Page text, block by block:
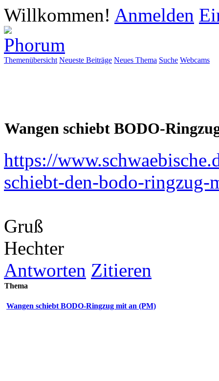
Willkommen! Anmelden
Themenübersicht Neueste Beiträge Neues Thema Suche Webcams
Wangen schiebt BODO-
https://
schiebt-den-bodo-ringzug-
Gruß
Hechter
Antworten Zitieren
Thema
Wangen schiebt BODO-Ringzug mit an (PM)